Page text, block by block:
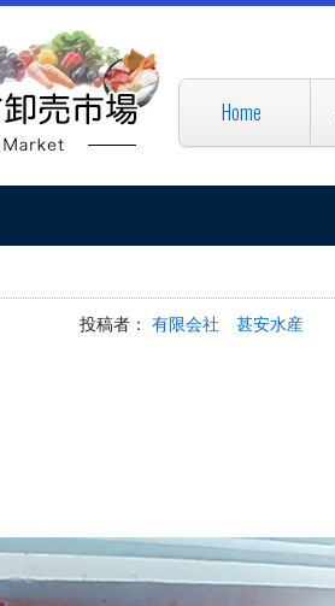
Home
投稿者： 有限会社 甚安水産